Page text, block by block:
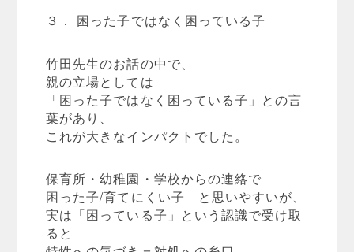
３． 困った子ではなく困っている子
竹田先生のお話の中で、
親の立場としては
「困った子ではなく困っている子」との言
葉があり、
これが大きなインパクトでした。
保育所・幼稚園・学校からの連絡で
困った子/育てにくい子 と思いやすいが、
実は「困っている子」という認識で受け取
ると